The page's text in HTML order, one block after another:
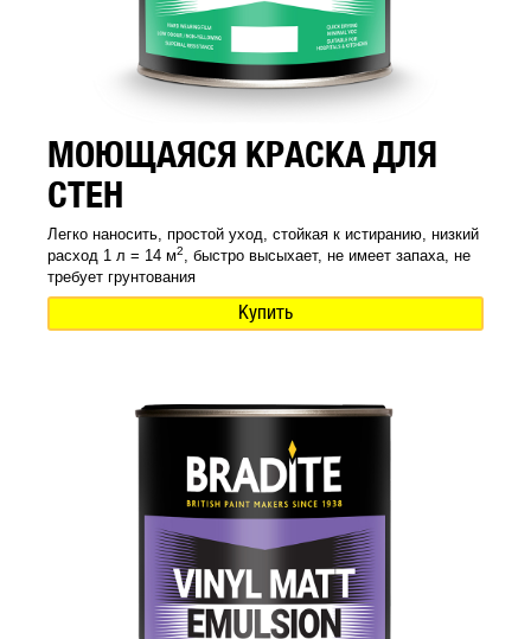
МОЮЩАЯСЯ КРАСКА ДЛЯ
СТЕН
Легко наносить, простой уход, стойкая к истиранию, низкий
расход 1 л = 14 м2
, быстро высыхает, не имеет запаха, не
требует грунтования
Купить